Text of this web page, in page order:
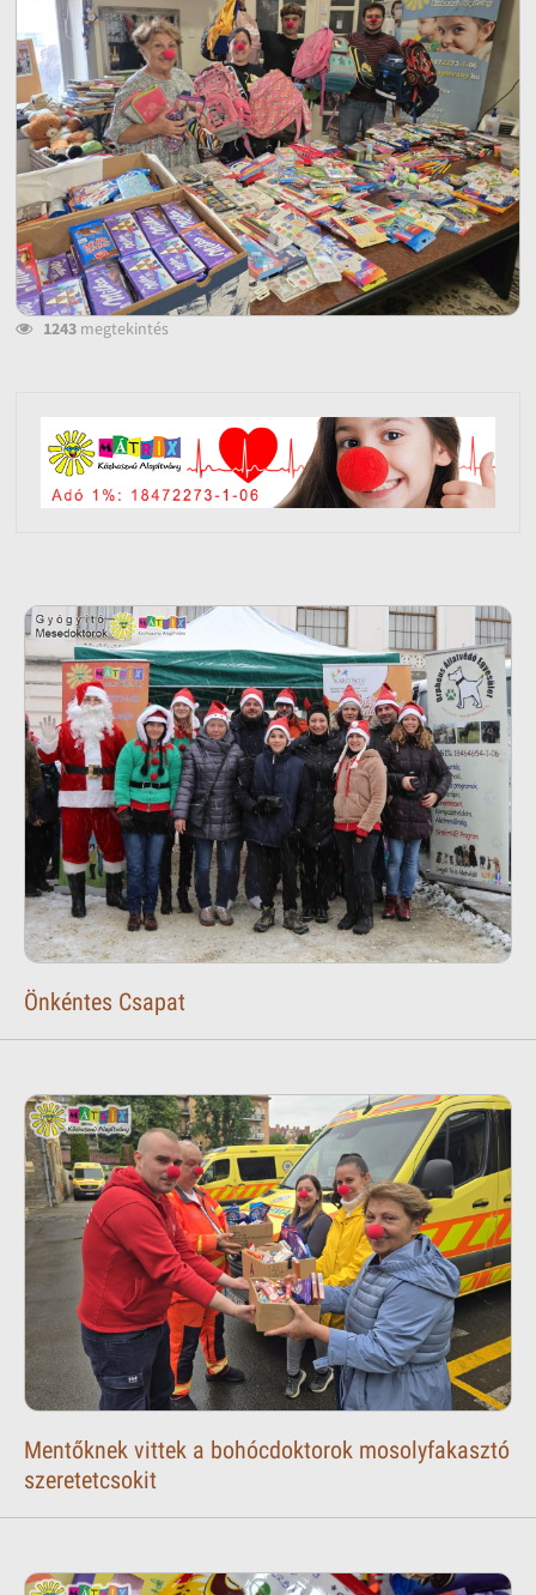
1243megtekintés
Önkéntes Csapat
Mentőknek vittek a bohócdoktorok mosolyfakasztó
szeretetcsokit